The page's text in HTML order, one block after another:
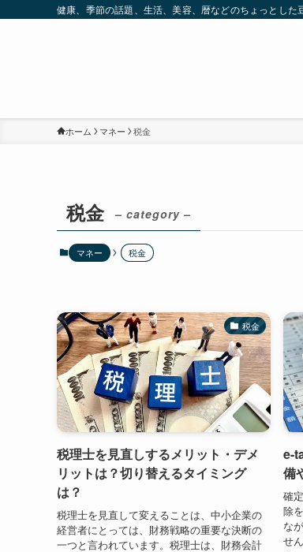
健康、季節の話題、生活、美容、暦などのちょっとした
ホーム マネー 税金
税金 – category –
マネー 税金
税金
税理士を見直しするメリット・デメ
リットは？切り替えるタイミング
は？
税理士を見直して変えることは、中小企業の
経営者にとっては、財務戦略の重要な決断の
一つと言われています。税理士は、財務会計
e-
備
確
除
な
せ